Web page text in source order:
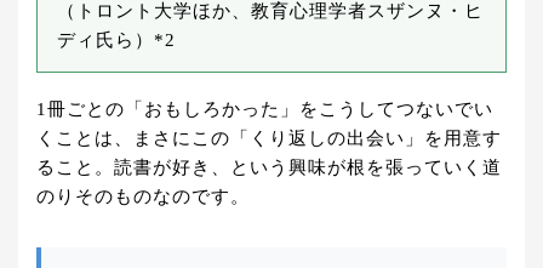
（トロント大学ほか、教育心理学者スザンヌ・ヒ
ディ氏ら）*2
1冊ごとの「おもしろかった」をこうしてつないでい
くことは、まさにこの「くり返しの出会い」を用意す
ること。読書が好き、という興味が根を張っていく道
のりそのものなのです。